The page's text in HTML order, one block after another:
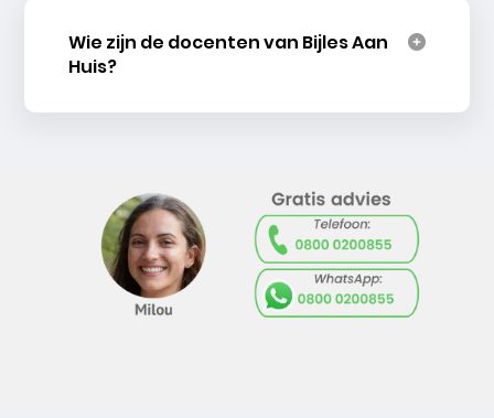
Wie zijn de docenten van Bijles Aan
Huis?